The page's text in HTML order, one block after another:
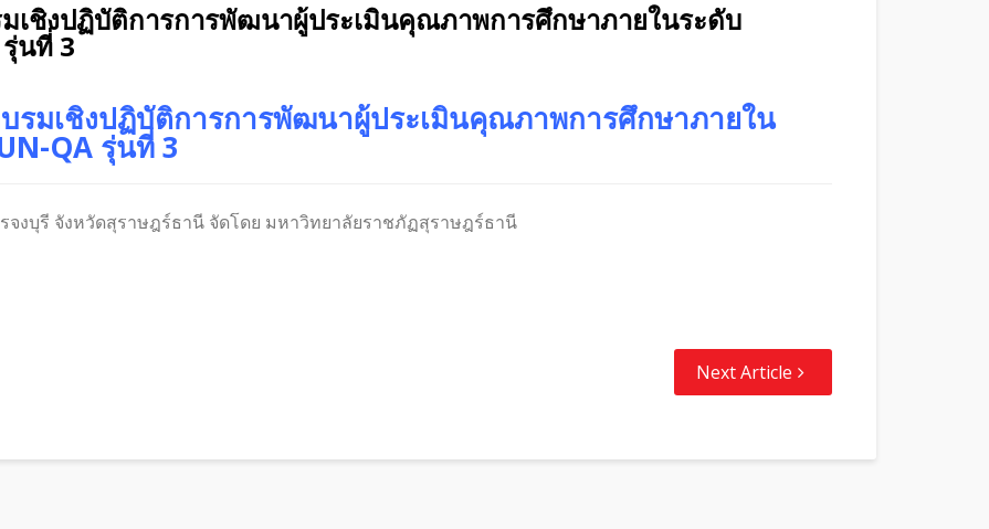
เชิงปฏิบัติการการพัฒนาผู้ประเมินคุณภาพการศึกษาภายในระดับ
นที่ 3
รมเชิงปฏิบัติการการพัฒนาผู้ประเมินคุณภาพการศึกษาภายใน
QA รุ่นที่ 3
จงบุรี จังหวัดสุราษฎร์ธานี จัดโดย มหาวิทยาลัยราชภัฏสุราษฎร์ธานี
Next Article